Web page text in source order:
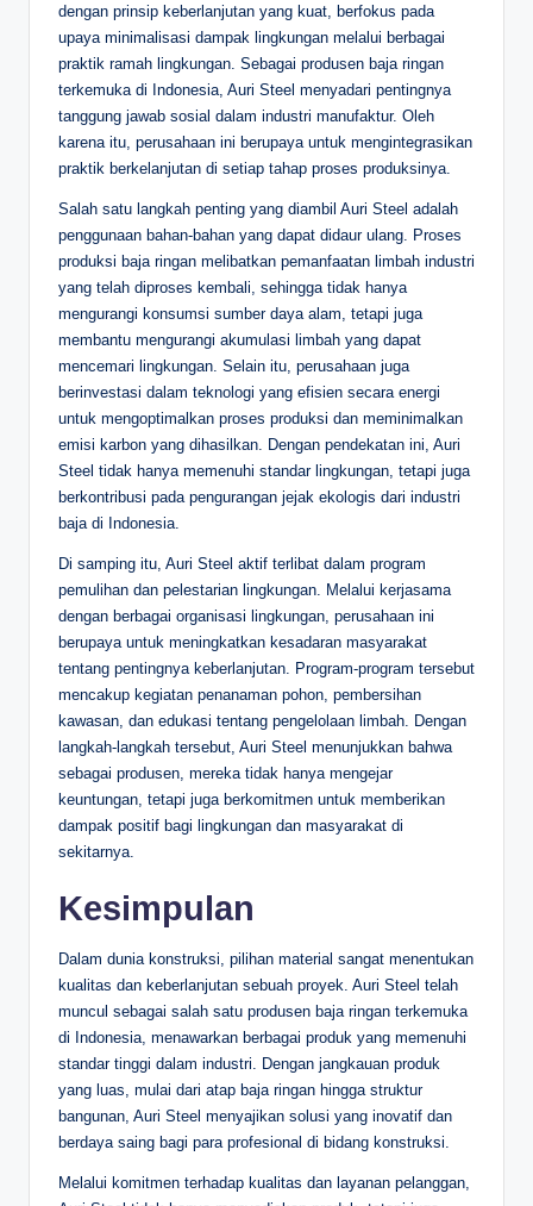
dengan prinsip keberlanjutan yang kuat, berfokus pada
upaya minimalisasi dampak lingkungan melalui berbagai
praktik ramah lingkungan. Sebagai produsen baja ringan
terkemuka di Indonesia, Auri Steel menyadari pentingnya
tanggung jawab sosial dalam industri manufaktur. Oleh
karena itu, perusahaan ini berupaya untuk mengintegrasikan
praktik berkelanjutan di setiap tahap proses produksinya.
Salah satu langkah penting yang diambil Auri Steel adalah
penggunaan bahan-bahan yang dapat didaur ulang. Proses
produksi baja ringan melibatkan pemanfaatan limbah industri
yang telah diproses kembali, sehingga tidak hanya
mengurangi konsumsi sumber daya alam, tetapi juga
membantu mengurangi akumulasi limbah yang dapat
mencemari lingkungan. Selain itu, perusahaan juga
berinvestasi dalam teknologi yang efisien secara energi
untuk mengoptimalkan proses produksi dan meminimalkan
emisi karbon yang dihasilkan. Dengan pendekatan ini, Auri
Steel tidak hanya memenuhi standar lingkungan, tetapi juga
berkontribusi pada pengurangan jejak ekologis dari industri
baja di Indonesia.
Di samping itu, Auri Steel aktif terlibat dalam program
pemulihan dan pelestarian lingkungan. Melalui kerjasama
dengan berbagai organisasi lingkungan, perusahaan ini
berupaya untuk meningkatkan kesadaran masyarakat
tentang pentingnya keberlanjutan. Program-program tersebut
mencakup kegiatan penanaman pohon, pembersihan
kawasan, dan edukasi tentang pengelolaan limbah. Dengan
langkah-langkah tersebut, Auri Steel menunjukkan bahwa
sebagai produsen, mereka tidak hanya mengejar
keuntungan, tetapi juga berkomitmen untuk memberikan
dampak positif bagi lingkungan dan masyarakat di
sekitarnya.
Kesimpulan
Dalam dunia konstruksi, pilihan material sangat menentukan
kualitas dan keberlanjutan sebuah proyek. Auri Steel telah
muncul sebagai salah satu produsen baja ringan terkemuka
di Indonesia, menawarkan berbagai produk yang memenuhi
standar tinggi dalam industri. Dengan jangkauan produk
yang luas, mulai dari atap baja ringan hingga struktur
bangunan, Auri Steel menyajikan solusi yang inovatif dan
berdaya saing bagi para profesional di bidang konstruksi.
Melalui komitmen terhadap kualitas dan layanan pelanggan,